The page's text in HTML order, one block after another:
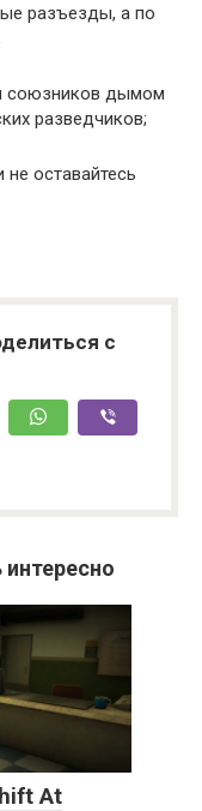
разъезды, а по
союзников дымом
разведчиков;
оставайтесь
с
At